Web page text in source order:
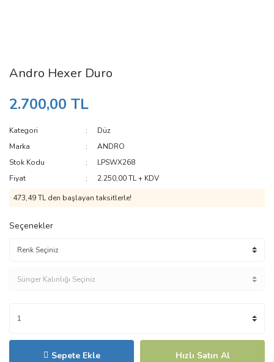
Andro Hexer Duro
2.700,00 TL
Kategori
Düz
Marka
ANDRO
Stok Kodu
LPSWX268
Fiyat
2.250,00 TL + KDV
473,49 TL den başlayan taksitlerle!
Seçenekler
Sepete Ekle Hızlı Satın Al